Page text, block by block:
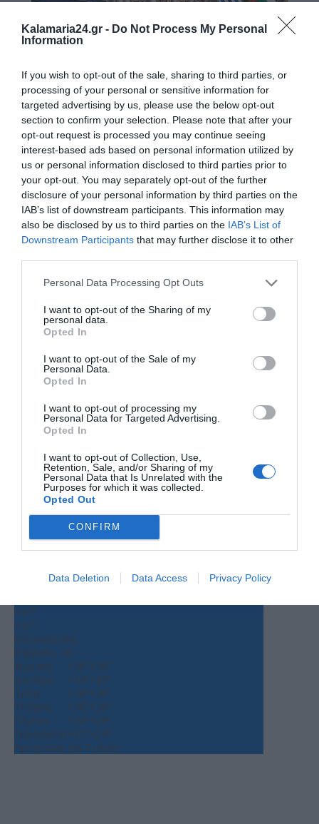
Kalamaria24.gr - Do Not Process My Personal
Information
If you wish to opt-out of the sale, sharing to third parties, or
processing of your personal or sensitive information for
targeted advertising by us, please use the below opt-out
section to confirm your selection. Please note that after your
opt-out request is processed you may continue seeing
interest-based ads based on personal information utilized by
us or personal information disclosed to third parties prior to
your opt-out. You may separately opt-out of the further
disclosure of your personal information by third parties on the
IAB’s list of downstream participants. This information may
also be disclosed by us to third parties on the IAB’s List of
Downstream Participants that may further disclose it to other
Personal Data Processing Opt Outs
I want to opt-out of the Sharing of my
personal data.
Opted In
I want to opt-out of the Sale of my
Personal Data.
Opted In
I want to opt-out of processing my
Personal Data for Targeted Advertising.
Opted In
I want to opt-out of Collection, Use,
Retention, Sale, and/or Sharing of my
Personal Data that Is Unrelated with the
Purposes for which it was collected.
Opted Out
CONFIRM
Data Deletion Data Access Privacy Policy
Ο ΚΑΙΡΟΣ
+37°
+25°
Θεσσαλονίκη
Σάββατο, 08
Κυριακή
+38°+28°
Δευτέρα
+34°+25°
Τρίτη
+36°+26°
Τετάρτη
+38°+26°
Πέμπτη
+34°+26°
Παρασκευή+31°+24°
Πρόγνωση για 7 μέρες